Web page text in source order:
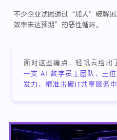
不少企业试图通过“加人”破解
效率未达预期”的恶性循环。
面对这些痛点，轻帆云给
一支 AI 数字员工团队，三
发力，精准击破IT共享服务